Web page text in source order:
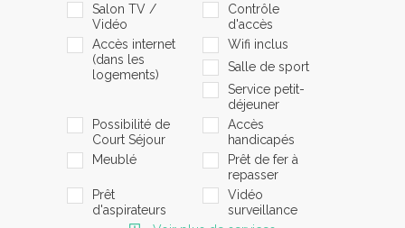
Salon TV /
Vidéo
Contrôle
d'accès
Accès internet
(dans les
logements)
Wifi inclus
Salle de sport
Service petit-
déjeuner
Possibilité de
Court Séjour
Accès
handicapés
Meublé
Prêt de fer à
repasser
Prêt
d'aspirateurs
Vidéo
surveillance